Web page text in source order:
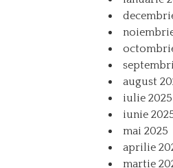
august
iulie 2025
iunie
mai 2025
aprilie
martie